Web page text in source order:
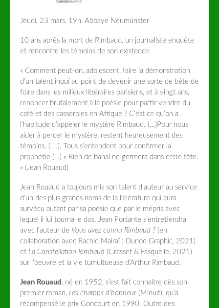
Jeudi, 23 mars, 19h, Abbaye Neumünster
10 ans après la mort de Rimbaud, un journaliste enquête
et rencontre les témoins de son existence.
« Comment peut-on, adolescent, faire la démonstration
d’un talent inouï au point de devenir une sorte de bête de
foire dans les milieux littéraires parisiens, et à vingt ans,
renoncer brutalement à la poésie pour partir vendre du
café et des casseroles en Afrique ? C’est ce qu’on a
l’habitude d’appeler le mystère Rimbaud. (…)Pour nous
aider à percer le mystère, restent heureusement des
témoins. ( …). Tous s’entendent pour confirmer la
prophétie (…) « Rien de banal ne germera dans cette tête.
» (Jean Rouaud)
Jean Rouaud a toujours mis son talent d’auteur au service
d’un des plus grands noms de la littérature qui aura
survécu autant par sa poésie que par le mépris avec
lequel il lui tourna le dos. Jean Portante s’entretiendra
avec l’auteur de Vous avez connu Rimbaud ? (en
collaboration avec Rachid Mairaï ; Dunod Graphic, 2021)
et La Constellation Rimbaud (Grasset & Fasquelle, 2021)
sur l’oeuvre et la vie tumultueuse d’Arthur Rimbaud.
Jean Rouaud , né en 1952, s’est fait connaître dès son
premier roman, Les champs d’honneur (Minuit), qu’a
récompensé le prix Goncourt en 1990. Outre des